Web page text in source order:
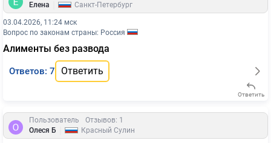
Елена
Санкт-Петербург
03.04.2026, 11:24 мск
Вопрос по законам страны: Россия
Алименты без развода
Ответов: 7 Ответить
Ответить
Пользователь
Отзывов: 1
Олеся Б
Красный Сулин